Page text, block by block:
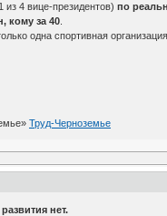
из 4 вице-президентов)по
кому за 40
одна спортивная
Труд-Черноземье
нет.